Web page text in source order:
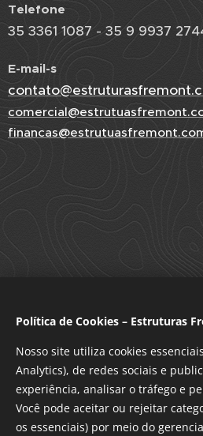
Telefone
35 3361 1087 - 35 9 9937
E-mail-s
Política de Cookies – Estruturas
Nosso site utiliza cookies
Analytics), de redes sociais e
experiência, analisar o tráfego e
Você pode aceitar ou rejeitar
os essenciais) por meio do